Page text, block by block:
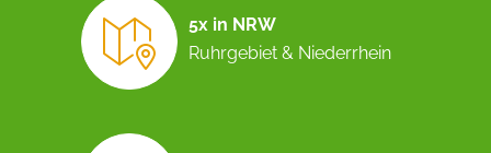
5x in NRW
Ruhrgebiet & Niederrhein